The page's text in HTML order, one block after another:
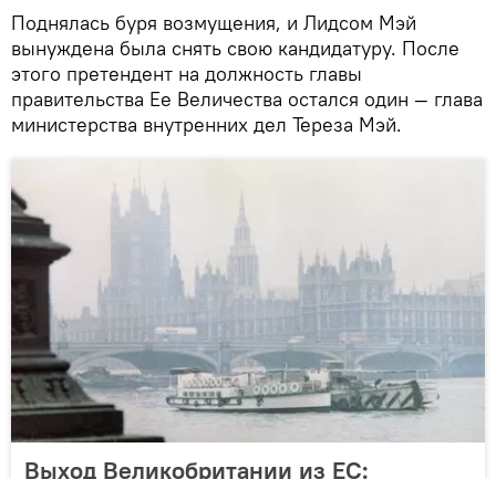
Поднялась буря возмущения, и Лидсом Мэй
вынуждена была снять свою кандидатуру. После
этого претендент на должность главы
правительства Ее Величества остался один — глава
министерства внутренних дел Тереза Мэй.
Выход Великобритании из ЕС: